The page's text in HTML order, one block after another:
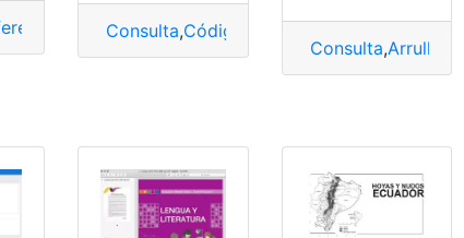
Tipos,USB
Consulta,Códigos
Consulta,Arrullos